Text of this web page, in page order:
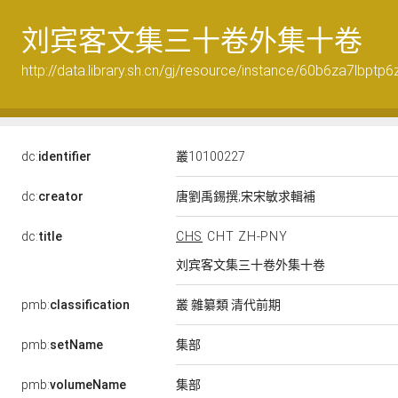
刘宾客文集三十卷外集十卷
http://data.library.sh.cn/gj/resource/instance/
dc:identifier 叢10100227
dc:creator 唐劉禹錫撰;宋宋敏求輯補
dc:title CHS CHT ZH-PNY
刘宾客文集三十卷外集十卷
pmb:classification 叢 雜纂類 清代前期
pmb:setName 集部
pmb:volumeName 集部